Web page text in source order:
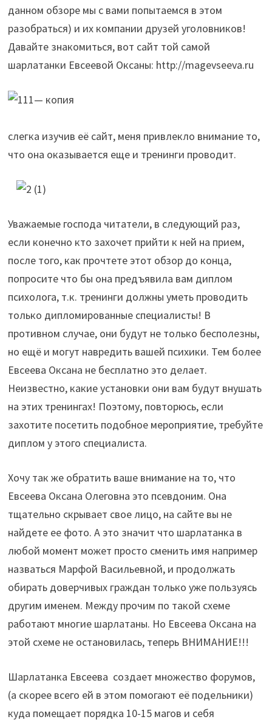
данном обзоре мы с вами попытаемся в этом
разобраться) и их компании друзей уголовников!
Давайте знакомиться, вот сайт той самой
шарлатанки Евсеевой Оксаны: http://magevseeva.ru
слегка изучив её сайт, меня привлекло внимание то,
что она оказывается еще и тренинги проводит.
Уважаемые господа читатели, в следующий раз,
если конечно кто захочет прийти к ней на прием,
после того, как прочтете этот обзор до конца,
попросите что бы она предъявила вам диплом
психолога, т.к. тренинги должны уметь проводить
только дипломированные специалисты! В
противном случае, они будут не только бесполезны,
но ещё и могут навредить вашей психики. Тем более
Евсеева Оксана не бесплатно это делает.
Неизвестно, какие установки они вам будут внушать
на этих тренингах! Поэтому, повторюсь, если
захотите посетить подобное мероприятие, требуйте
диплом у этого специалиста.
Хочу так же обратить ваше внимание на то, что
Евсеева Оксана Олеговна это псевдоним. Она
тщательно скрывает свое лицо, на сайте вы не
найдете ее фото. А это значит что шарлатанка в
любой момент может просто сменить имя например
назваться Марфой Васильевной, и продолжать
обирать доверчивых граждан только уже пользуясь
другим именем. Между прочим по такой схеме
работают многие шарлатаны. Но Евсеева Оксана на
этой схеме не остановилась, теперь ВНИМАНИЕ!!!
Шарлатанка Евсеева создает множество форумов,
(а скорее всего ей в этом помогают её подельники)
куда помещает порядка 10-15 магов и себя